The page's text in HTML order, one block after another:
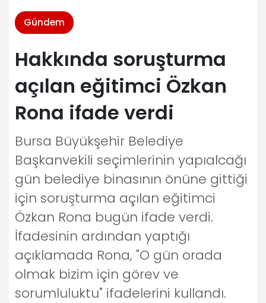
Gündem
Hakkında soruşturma
açılan eğitimci Özkan
Rona ifade verdi
Bursa Büyükşehir Belediye
Başkanvekili seçimlerinin yapıalcağı
gün belediye binasının önüne gittiği
için soruşturma açılan eğitimci
Özkan Rona bugün ifade verdi.
İfadesinin ardından yaptığı
açıklamada Rona, "O gün orada
olmak bizim için görev ve
sorumluluktu" ifadelerini kullandı.